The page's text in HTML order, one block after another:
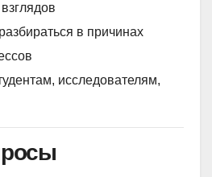
в причинах
исследователям,